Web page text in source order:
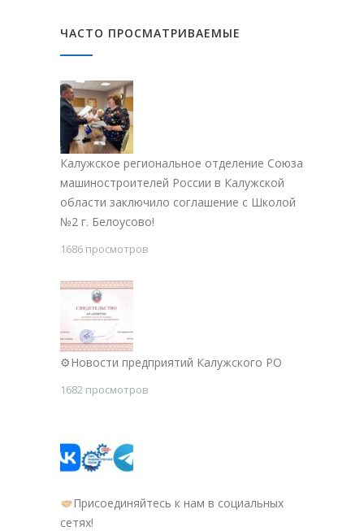
ЧАСТО ПРОСМАТРИВАЕМЫЕ
Калужское региональное отделение Союза
машиностроителей России в Калужской
области заключило соглашение с Школой
№2 г. Белоусово!
1686 просмотров
⚙Новости предприятий Калужского РО
1682 просмотров
Присоединяйтесь к нам в социальных
сетях!